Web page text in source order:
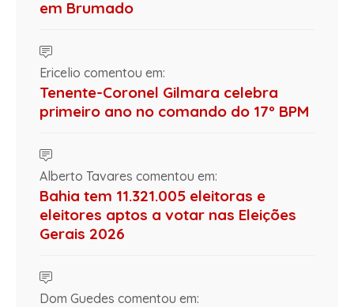
em Brumado
Ericelio comentou em:
Tenente-Coronel Gilmara celebra
primeiro ano no comando do 17º BPM
Alberto Tavares comentou em:
Bahia tem 11.321.005 eleitoras e
eleitores aptos a votar nas Eleições
Gerais 2026
Dom Guedes comentou em: